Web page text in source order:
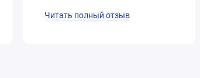
Читать полный отзыв